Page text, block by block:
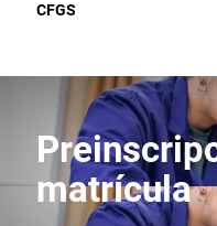
CFGS
matrícula